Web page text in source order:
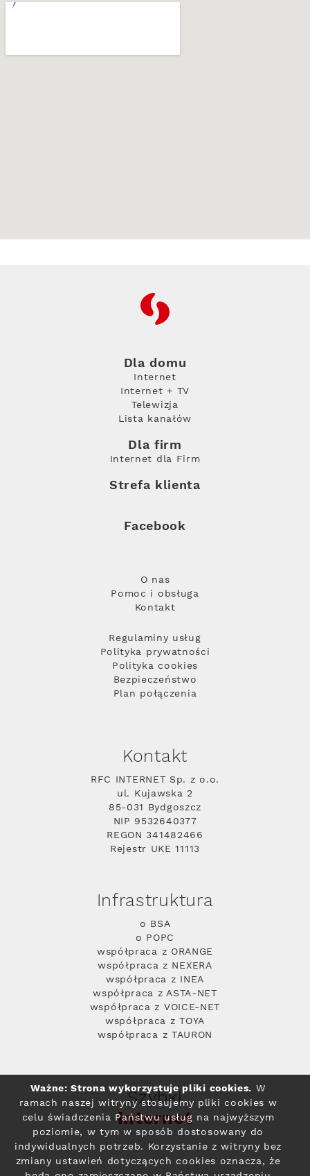
RFC
Dla domu
Internet
Internet + TV
Telewizja
Lista kanałów
Dla firm
Internet dla Firm
Strefa klienta
Facebook
O nas
Pomoc i obsługa
Kontakt
Regulaminy usług
Polityka prywatności
Polityka cookies
Bezpieczeństwo
Plan połączenia
Kontakt
RFC INTERNET Sp. z o.o.
ul. Kujawska 2
85-031 Bydgoszcz
NIP 9532640377
REGON 341482466
Rejestr UKE 11113
Infrastruktura
o BSA
o POPC
współpraca z ORANGE
współpraca z NEXERA
współpraca z INEA
współpraca z ASTA-NET
współpraca z VOICE-NET
współpraca z TOYA
współpraca z TAURON
Szybki
Internet
Ważne: Strona wykorzystuje pliki cookies. W
ramach naszej witryny stosujemy pliki cookies w
celu świadczenia Państwu usług na najwyższym
poziomie, w tym w sposób dostosowany do
indywidualnych potrzeb. Korzystanie z witryny bez
zmiany ustawień dotyczących cookies oznacza, że